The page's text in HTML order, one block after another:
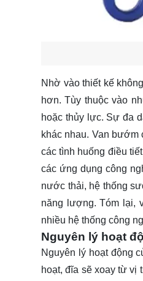
Nhờ vào thiết kế
hơn. Tùy thuộc vào
hoặc thủy lực. Sự đa
khác nhau. Van bướm
các tình huống điều
các ứng dụng công
nước thải, hệ thống
năng lượng. Tóm lại,
nhiều hệ thống công
Nguyên lý hoạt
Nguyên lý hoạt động
hoạt, đĩa sẽ xoay từ vị